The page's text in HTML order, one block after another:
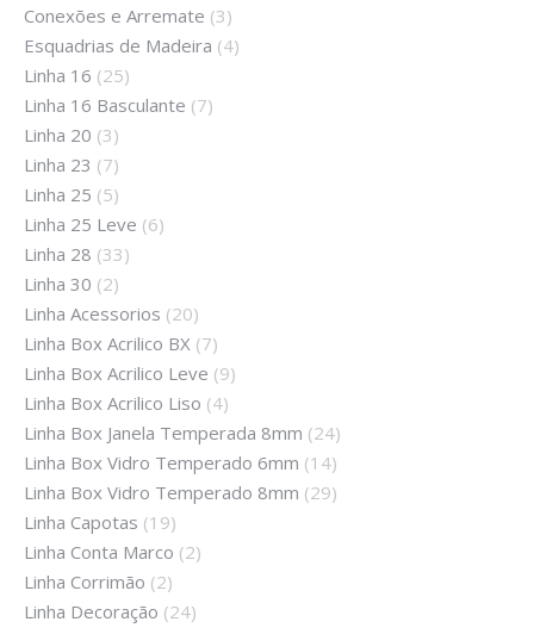
Conexões e Arremate (3)
Esquadrias de Madeira (4)
Linha 16 (25)
Linha 16 Basculante (7)
Linha 20 (3)
Linha 23 (7)
Linha 25 (5)
Linha 25 Leve (6)
Linha 28 (33)
Linha 30 (2)
Linha Acessorios (20)
Linha Box Acrilico BX (7)
Linha Box Acrilico Leve (9)
Linha Box Acrilico Liso (4)
Linha Box Janela Temperada 8mm (24)
Linha Box Vidro Temperado 6mm (14)
Linha Box Vidro Temperado 8mm (29)
Linha Capotas (19)
Linha Conta Marco (2)
Linha Corrimão (2)
Linha Decoração (24)